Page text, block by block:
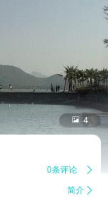
 4
0条评论 
简介 